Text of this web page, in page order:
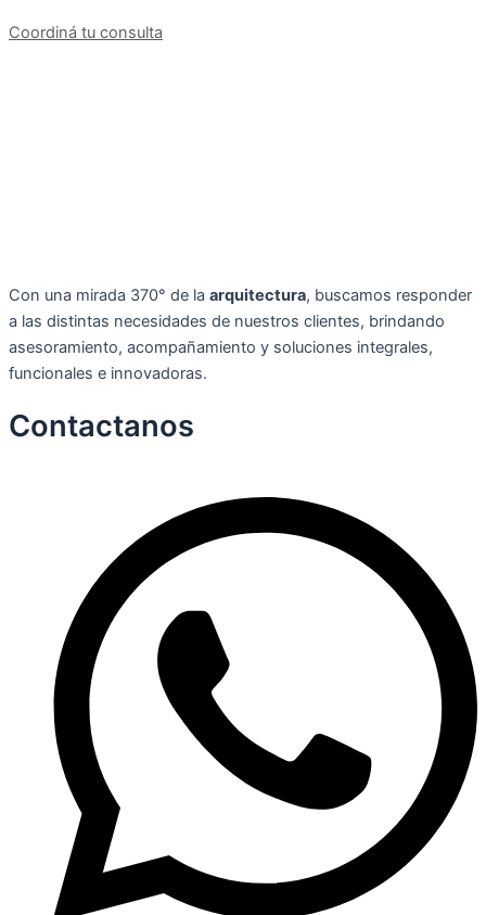
Coordiná tu consulta
Con una mirada 370° de la arquitectura, buscamos responder
a las distintas necesidades de nuestros clientes, brindando
asesoramiento, acompañamiento y soluciones integrales,
funcionales e innovadoras.
Contactanos